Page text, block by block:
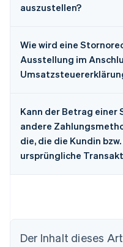
auszustellen?
Wie wird eine
Ausstellung im
Kann der Betrag einer
andere
die, die die Kundin
ursprüngliche
Der Inhalt dieses